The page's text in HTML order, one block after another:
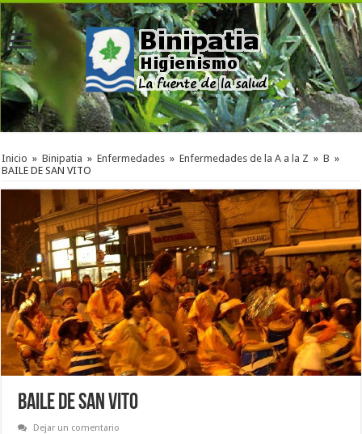
Inicio » Binipatia » Enfermedades » Enfermedades de la A a la Z » B »
BAILE DE SAN VITO
BAILE DE SAN VITO
Dejar un comentario